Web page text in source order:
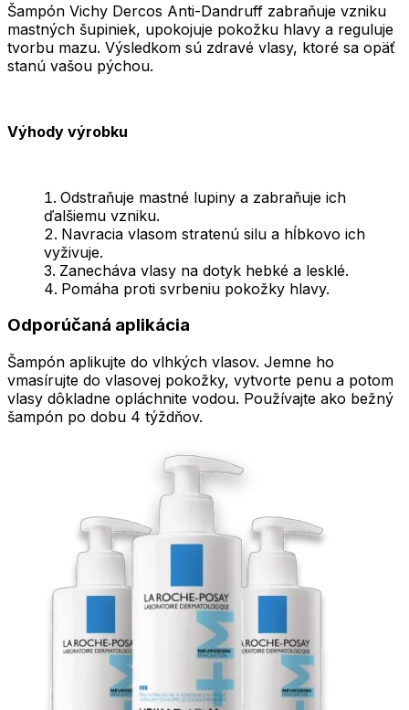
Šampón Vichy Dercos Anti-Dandruff zabraňuje vzniku
mastných šupiniek, upokojuje pokožku hlavy a reguluje
tvorbu mazu. Výsledkom sú zdravé vlasy, ktoré sa opäť
stanú vašou pýchou.
Výhody výrobku
Odstraňuje mastné lupiny a zabraňuje ich
ďalšiemu vzniku.
Navracia vlasom stratenú silu a hĺbkovo ich
vyživuje.
Zanecháva vlasy na dotyk hebké a lesklé.
Pomáha proti svrbeniu pokožky hlavy.
Odporúčaná aplikácia
Šampón aplikujte do vlhkých vlasov. Jemne ho
vmasírujte do vlasovej pokožky, vytvorte penu a potom
vlasy dôkladne opláchnite vodou. Používajte ako bežný
šampón po dobu 4 týždňov.